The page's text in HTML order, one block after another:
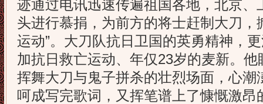
迹通过电讯迅速传遍祖国各地，北京、
头进行慕捐，为前方的将士赶制大刀，
运动”。大刀队抗日卫国的英勇精神，
加抗日救亡运动、年仅23岁的麦新。
挥舞大刀与鬼子拼杀的壮烈场面，心潮
呵成写完歌词，又挥笔谱上了慷慨激